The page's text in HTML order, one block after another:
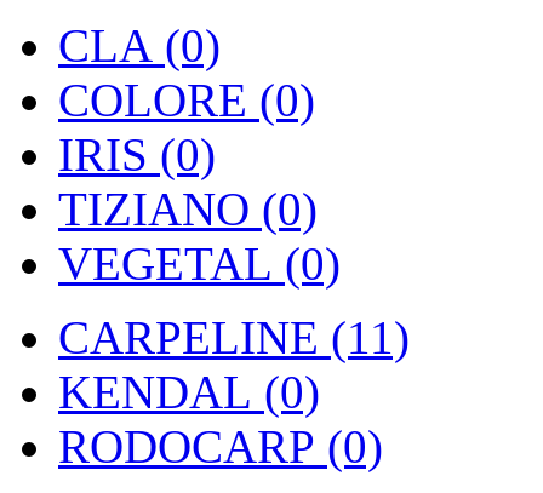
CLA (0)
COLORE (0)
IRIS (0)
TIZIANO (0)
VEGETAL (0)
CARPELINE (11)
KENDAL (0)
RODOCARP (0)